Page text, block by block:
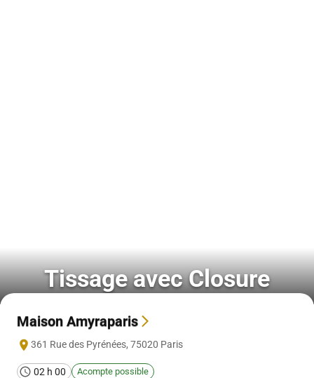
Tissage avec Closure
Maison Amyraparis
361 Rue des Pyrénées, 75020 Paris
02 h 00 Acompte possible